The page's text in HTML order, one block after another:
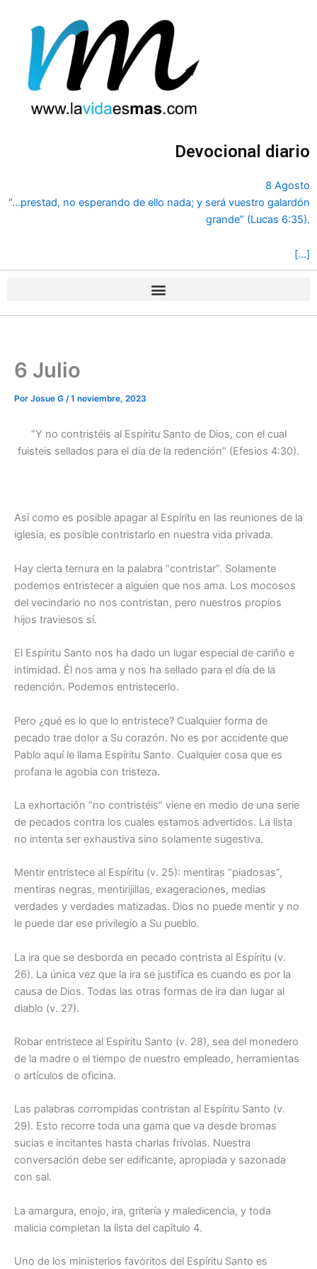
contenido
Devocional diario
8 Agosto
“...prestad, no esperando de ello nada; y será vuestro galardón
grande” (Lucas 6:35).
[…]
6 Julio
Por Josue G /1 noviembre, 2023
“Y no contristéis al Espíritu Santo de Dios, con el cual
fuisteis sellados para el día de la redención” (Efesios 4:30).
Así como es posible apagar al Espíritu en las reuniones de la
iglesia, es posible contristarlo en nuestra vida privada.
Hay cierta ternura en la palabra “contristar”. Solamente
podemos entristecer a alguien que nos ama. Los mocosos
del vecindario no nos contristan, pero nuestros propios
hijos traviesos sí.
El Espíritu Santo nos ha dado un lugar especial de cariño e
intimidad. Él nos ama y nos ha sellado para el día de la
redención. Podemos entristecerlo.
Pero ¿qué es lo que lo entristece? Cualquier forma de
pecado trae dolor a Su corazón. No es por accidente que
Pablo aquí le llama Espíritu Santo. Cualquier cosa que es
profana le agobia con tristeza.
La exhortación “no contristéis” viene en medio de una serie
de pecados contra los cuales estamos advertidos. La lista
no intenta ser exhaustiva sino solamente sugestiva.
Mentir entristece al Espíritu (v. 25): mentiras “piadosas”,
mentiras negras, mentirijillas, exageraciones, medias
verdades y verdades matizadas. Dios no puede mentir y no
le puede dar ese privilegio a Su pueblo.
La ira que se desborda en pecado contrista al Espíritu (v.
26). La única vez que la ira se justifica es cuando es por la
causa de Dios. Todas las otras formas de ira dan lugar al
diablo (v. 27).
Robar entristece al Espíritu Santo (v. 28), sea del monedero
de la madre o el tiempo de nuestro empleado, herramientas
o artículos de oficina.
Las palabras corrompidas contristan al Espíritu Santo (v.
29). Esto recorre toda una gama que va desde bromas
sucias e incitantes hasta charlas frívolas. Nuestra
conversación debe ser edificante, apropiada y sazonada
con sal.
La amargura, enojo, ira, gritería y maledicencia, y toda
malicia completan la lista del capítulo 4.
Uno de los ministerios favoritos del Espíritu Santo es